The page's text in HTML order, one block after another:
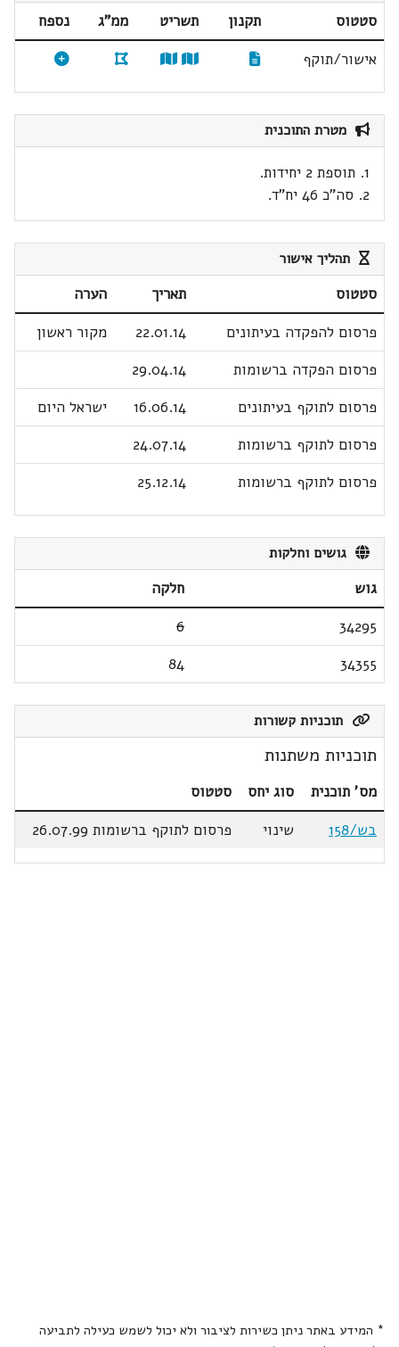
סטטוס תקנון תשריט ממ"ג
נספח
אישור/תוקף
מטרת התוכנית
1. תוספת 2 יחידות.
2. סה"כ 46 יח"ד.
תהליך אישור
סטטוס תאריך
הערה
פרסום להפקדה בעיתונים
22.01.14
מקור ראשון
פרסום הפקדה ברשומות
29.04.14
פרסום לתוקף בעיתונים
16.06.14
ישראל היום
פרסום לתוקף ברשומות
24.07.14
פרסום לתוקף ברשומות
25.12.14
גושים וחלקות
גוש
חלקה
34295
6
34355
84
תוכניות קשורות
תוכניות משתנות
מס' תוכנית סוג יחס
סטטוס
בש/158
שינוי פרסום לתוקף ברשומות 26.07.99
* המידע באתר ניתן כשירות לציבור ולא יכול לשמש כעילה לתביעה